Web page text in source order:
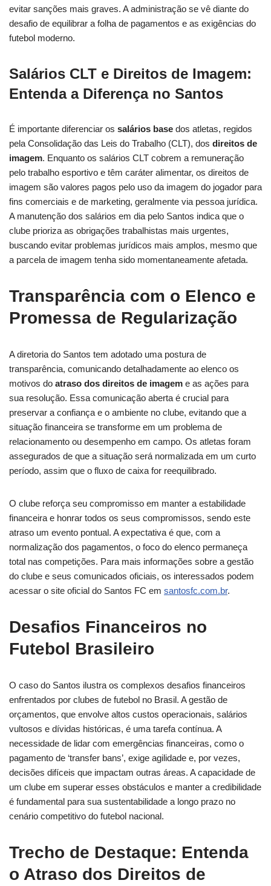
evitar sanções mais graves. A administração se vê diante do
desafio de equilibrar a folha de pagamentos e as exigências do
futebol moderno.
Salários CLT e Direitos de Imagem:
Entenda a Diferença no Santos
É importante diferenciar os salários base dos atletas, regidos
pela Consolidação das Leis do Trabalho (CLT), dos direitos de
imagem. Enquanto os salários CLT cobrem a remuneração
pelo trabalho esportivo e têm caráter alimentar, os direitos de
imagem são valores pagos pelo uso da imagem do jogador para
fins comerciais e de marketing, geralmente via pessoa jurídica.
A manutenção dos salários em dia pelo Santos indica que o
clube prioriza as obrigações trabalhistas mais urgentes,
buscando evitar problemas jurídicos mais amplos, mesmo que
a parcela de imagem tenha sido momentaneamente afetada.
Transparência com o Elenco e
Promessa de Regularização
A diretoria do Santos tem adotado uma postura de
transparência, comunicando detalhadamente ao elenco os
motivos do atraso dos direitos de imagem e as ações para
sua resolução. Essa comunicação aberta é crucial para
preservar a confiança e o ambiente no clube, evitando que a
situação financeira se transforme em um problema de
relacionamento ou desempenho em campo. Os atletas foram
assegurados de que a situação será normalizada em um curto
período, assim que o fluxo de caixa for reequilibrado.
O clube reforça seu compromisso em manter a estabilidade
financeira e honrar todos os seus compromissos, sendo este
atraso um evento pontual. A expectativa é que, com a
normalização dos pagamentos, o foco do elenco permaneça
total nas competições. Para mais informações sobre a gestão
do clube e seus comunicados oficiais, os interessados podem
acessar o site oficial do Santos FC em santosfc.com.br.
Desafios Financeiros no
Futebol Brasileiro
O caso do Santos ilustra os complexos desafios financeiros
enfrentados por clubes de futebol no Brasil. A gestão de
orçamentos, que envolve altos custos operacionais, salários
vultosos e dívidas históricas, é uma tarefa contínua. A
necessidade de lidar com emergências financeiras, como o
pagamento de ‘transfer bans’, exige agilidade e, por vezes,
decisões difíceis que impactam outras áreas. A capacidade de
um clube em superar esses obstáculos e manter a credibilidade
é fundamental para sua sustentabilidade a longo prazo no
cenário competitivo do futebol nacional.
Trecho de Destaque: Entenda
o Atraso dos Direitos de